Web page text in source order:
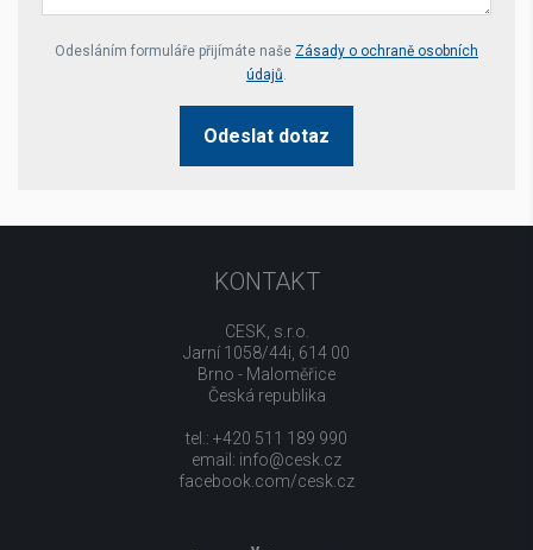
Your website *
Odesláním formuláře přijímáte naše Zásady o ochraně osobních
údajů.
Odeslat dotaz
KONTAKT
CESK, s.r.o.
Jarní 1058/44i, 614 00
Brno - Maloměřice
Česká republika
tel.: +420 511 189 990
email: info@cesk.cz
facebook.com/cesk.cz